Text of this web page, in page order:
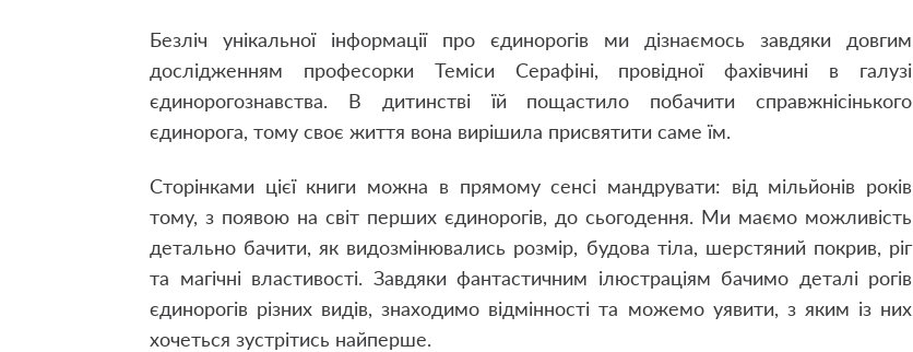
Безліч унікальної інформації про єдинорогів ми дізнаємось завдяки довгим
дослідженням професорки Теміси Серафіні, провідної фахівчині в галузі
єдинорогознавства. В дитинстві їй пощастило побачити справжнісінького
єдинорога, тому своє життя вона вирішила присвятити саме їм.
Сторінками цієї книги можна в прямому сенсі мандрувати: від мільйонів років
тому, з появою на світ перших єдинорогів, до сьогодення. Ми маємо можливість
детально бачити, як видозмінювались розмір, будова тіла, шерстяний покрив, ріг
та магічні властивості. Завдяки фантастичним ілюстраціям бачимо деталі рогів
єдинорогів різних видів, знаходимо відмінності та можемо уявити, з яким із них
хочеться зустрітись найперше.